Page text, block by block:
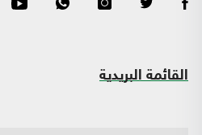
القائمة البريدية